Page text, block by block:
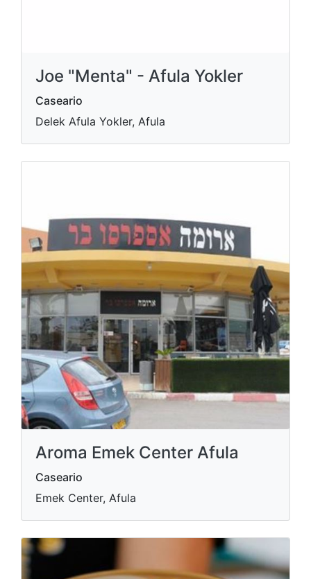
Joe "Menta" - Afula Yokler
Caseario
Delek Afula Yokler, Afula
Aroma Emek Center Afula
Caseario
Emek Center, Afula